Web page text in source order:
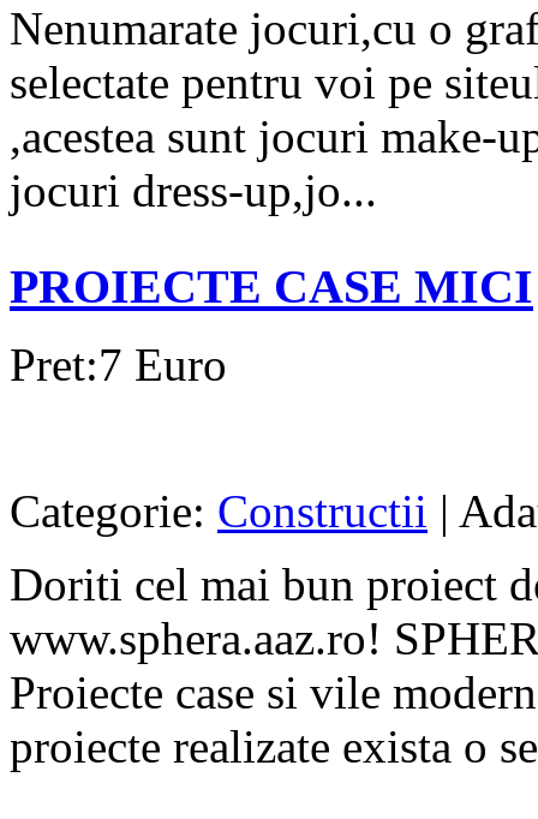
Nenumarate jocuri,cu o
selectate pentru voi pe
,acestea sunt jocuri make-
jocuri dress-up,jo...
PROIECTE CASE MICI
Pret:7 Euro
Categorie: Constructii |
Doriti cel mai bun proiect
www.sphera.aaz.ro!
Proiecte case si vile
proiecte realizate exista o